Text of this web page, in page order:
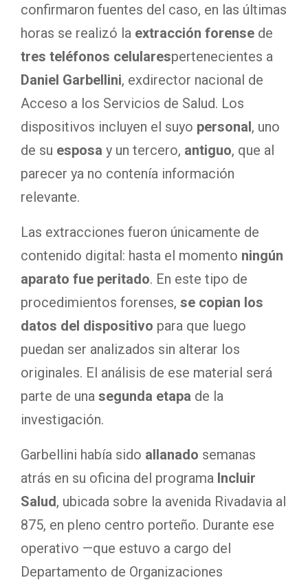
confirmaron fuentes del caso, en las últimas
horas se realizó la extracción forense de
tres teléfonos celularespertenecientes a
Daniel Garbellini, exdirector nacional de
Acceso a los Servicios de Salud. Los
dispositivos incluyen el suyo personal, uno
de su esposa y un tercero, antiguo, que al
parecer ya no contenía información
relevante.
Las extracciones fueron únicamente de
contenido digital: hasta el momento ningún
aparato fue peritado. En este tipo de
procedimientos forenses, se copian los
datos del dispositivo para que luego
puedan ser analizados sin alterar los
originales. El análisis de ese material será
parte de una segunda etapa de la
investigación.
Garbellini había sido allanado semanas
atrás en su oficina del programa Incluir
Salud, ubicada sobre la avenida Rivadavia al
875, en pleno centro porteño. Durante ese
operativo —que estuvo a cargo del
Departamento de Organizaciones